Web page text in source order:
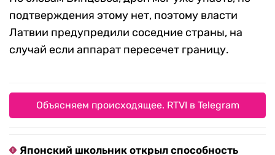
подтверждения этому нет, поэтому власти
Латвии предупредили соседние страны, на
случай если аппарат пересечет границу.
Объясняем происходящее. RTVI в Telegram
Японский школьник открыл способность